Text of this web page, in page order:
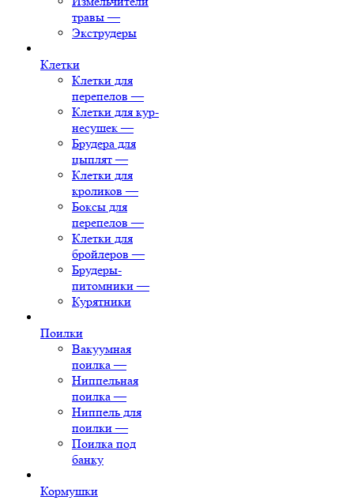
травы —
Экструдеры
Клетки
Клетки для
перепелов —
Клетки для кур-
несушек —
Брудера для
цыплят —
Клетки для
кроликов —
Боксы для
перепелов —
Клетки для
бройлеров —
Брудеры-
питомники —
Курятники
Поилки
Вакуумная
поилка —
Ниппельная
поилка —
Ниппель для
поилки —
Поилка под
банку
Кормушки